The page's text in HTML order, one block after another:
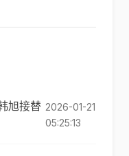
旭接替 2026-01-21
05:25:13